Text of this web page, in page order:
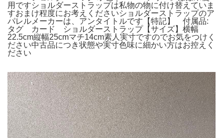
用ですショルダーストラップは私物の物に付け替えていま
すおまけ程度にお考えくださいショルダーストラップのア
パレルメーカーは、アンタイトルです【特記】 付属品:
タグ カード ショルダーストラップ【サイズ】横幅
22.5cm縦幅25cmマチ14cm素人実寸ですのでお気をつけく
ださい中古品につき状態や実寸色味に細かい方はお控えく
ださい